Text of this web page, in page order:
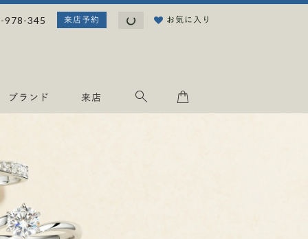
978-345 来店予約
.
.
お気に入り
ブランド 来店